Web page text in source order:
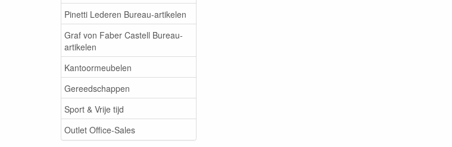
Pinetti Lederen Bureau-artikelen
Graf von Faber Castell Bureau-
artikelen
Kantoormeubelen
Gereedschappen
Sport & Vrije tijd
Outlet Office-Sales